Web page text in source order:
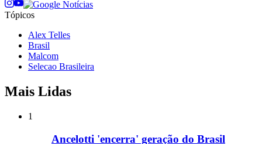
Tópicos
Alex Telles
Brasil
Malcom
Selecao Brasileira
Mais Lidas
1
Ancelotti 'encerra' geração do Brasil